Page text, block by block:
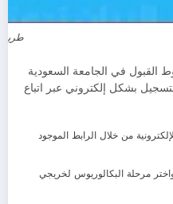
القبول في الجامعة السعودية
بشكل إلكتروني عبر اتباع
من خلال الرابط الموجود
مرحلة البكالوريوس لخريجي